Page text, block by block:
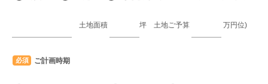
土地面積 坪 土地ご予算 万円位)
ご計画時期
必須